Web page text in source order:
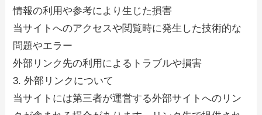
情報の利用や参考により生じた損害
当サイトへのアクセスや閲覧時に発生した技術的な
問題やエラー
外部リンク先の利用によるトラブルや損害
3. 外部リンクについて
当サイトには第三者が運営する外部サイトへのリン